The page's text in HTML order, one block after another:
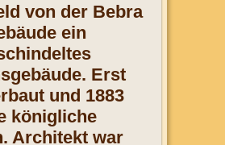
von der Bebra
ein
Erst
und 1883
königliche
Architekt war